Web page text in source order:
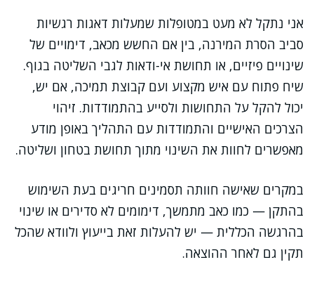
אני נתקל לא מעט במטופלות שמעלות דאגות רגשיות
סביב הסרת המירנה, בין אם החשש מכאב, דימויים של
שינויים פיזיים, או תחושת אי-ודאות לגבי השליטה בגוף.
שיח פתוח עם איש מקצוע ועם קבוצת תמיכה, אם יש,
יכול להקל על התחושות ולסייע בהתמודדות. זיהוי
הצרכים האישיים והתמודדות עם התהליך באופן מודע
מאפשרים לחוות את השינוי מתוך תחושת בטחון ושליטה.
במקרים שאישה חוותה תסמינים חריגים בעת השימוש
בהתקן — כמו כאב מתמשך, דימומים לא סדירים או שינוי
בהרגשה הכללית — יש להעלות זאת בייעוץ ולוודא שהכל
תקין גם לאחר ההוצאה.